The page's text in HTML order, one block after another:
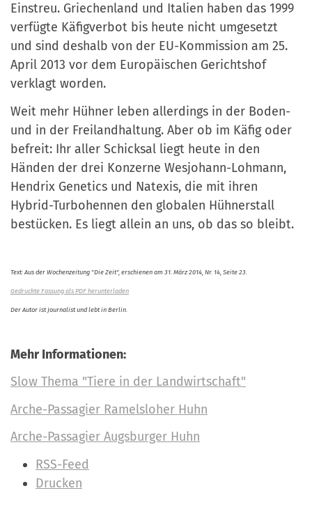
Einstreu. Griechenland und Italien haben das 1999
verfügte Käfigverbot bis heute nicht umgesetzt
und sind deshalb von der EU-Kommission am 25.
April 2013 vor dem Europäischen Gerichtshof
verklagt worden.
Weit mehr Hühner leben allerdings in der Boden-
und in der Freilandhaltung. Aber ob im Käfig oder
befreit: Ihr aller Schicksal liegt heute in den
Händen der drei Konzerne Wesjohann-Lohmann,
Hendrix Genetics und Natexis, die mit ihren
Hybrid-Turbohennen den globalen Hühnerstall
bestücken. Es liegt allein an uns, ob das so bleibt.
Text: Aus der Wochenzeitung "Die Zeit", erschienen am 31. März 2014, Nr. 14, Seite 23.
Gedruckte Fassung als PDF herunterladen
Der Autor ist Journalist und lebt in Berlin.
Mehr Informationen:
Slow Thema "Tiere in der Landwirtschaft"
Arche-Passagier Ramelsloher Huhn
Arche-Passagier Augsburger Huhn
RSS-Feed
Drucken